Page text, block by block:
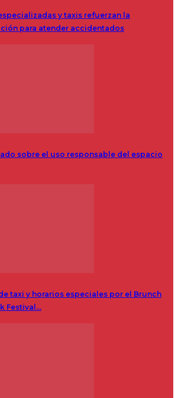
y taxis refuerzan la
para atender accidentados
sobre el uso responsable del espacio
taxi y horarios especiales por el Brunch
Festival…